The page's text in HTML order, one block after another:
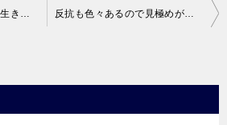
子供を守れるか？我々の生きている世界は、案外危険な世界 反抗も色々あるので見極めが大切